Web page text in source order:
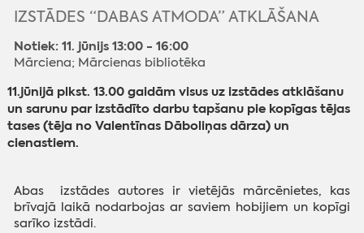
IZSTĀDES “DABAS ATMODA” ATKLĀŠANA
Notiek: 11. jūnijs 13:00 - 16:00
Mārciena; Mārcienas bibliotēka
11.jūnijā plkst. 13.00 gaidām visus uz izstādes atklāšanu
un sarunu par izstādīto darbu tapšanu pie kopīgas tējas
tases (tēja no Valentīnas Dāboliņas dārza) un
cienastiem.
Abas izstādes autores ir vietējās mārcēnietes, kas
brīvajā laikā nodarbojas ar saviem hobijiem un kopīgi
sarīko izstādi.